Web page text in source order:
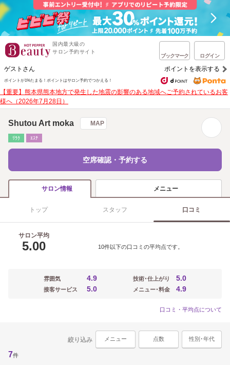
国内最大級の
サロン予約サイト
ブックマーク ログイン
ゲストさん ポイントを表示する
ポイントが1%たまる！ ポイントはサロン予約でつかえる！
【重要】熊本県熊本地方で発生した地震の影響のある地域へご予約されているお客
様へ（2026年7月28日）
Shutou Art moka MAP
ﾘﾗｸ ｴｽﾃ
空席確認・予約する
サロン情報 メニュー
トップ スタッフ 口コミ
サロン平均
5.00 10件以下の口コミの平均点です。
雰囲気 4.9
接客サービス 5.0
技術･仕上がり 5.0
メニュー･料金 4.9
口コミ・平均点について
絞り込み メニュー 点数 性別･年代
7件